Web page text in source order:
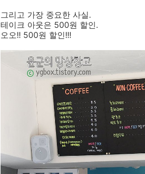
그리고 가장 중요한 사실.
테이크 아웃은 500원 할인.
오오!! 500원 할인!!!